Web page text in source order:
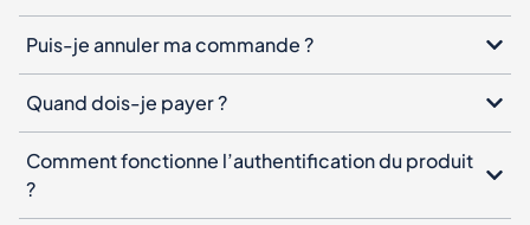
Puis-je annuler ma commande ?
Quand dois-je payer ?
Comment fonctionne l’authentification du produit
?